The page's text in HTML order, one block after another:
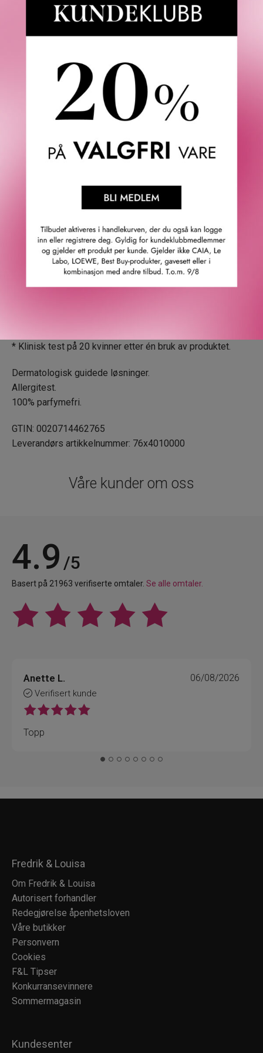
glattere og får en klarere glød.
I tillegg vil Clinique Clarifying Lotion 2 også forberede
imot fuktighet og andre aktive ingredienser, og dermed
kan oppnå optimal effekt** av produktene som brukes.
Hvem passer produktet for?
Passer for tørr hud og kombinasjonshud.
Produktet gjør dette:
Den milde eksfolierende lotionen, som ble utviklet av
Dokumenterte resultater
Gir umiddelbart klinisk dokumenterte fordeler* for huden,
som for eksempel:
· Ser glatt ut.
* Klinisk test på 20 kvinner etter én bruk av produktet.
Dermatologisk guidede løsninger.
Allergitest.
100% parfymefri.
GTIN: 0020714462765
Leverandørs artikkelnummer: 76x4010000
Våre kunder om oss
4.9 /5
Basert på 21963 verifiserte omtaler. Se alle omtaler.
Anette L.
Verifisert kunde
06/08/2026
Topp
Fredrik & Louisa
Om Fredrik & Louisa
Autorisert forhandler
Redegjørelse åpenhetsloven
Våre butikker
Personvern
Cookies
F&L Tipser
Konkurransevinnere
Sommermagasin
Kundesenter